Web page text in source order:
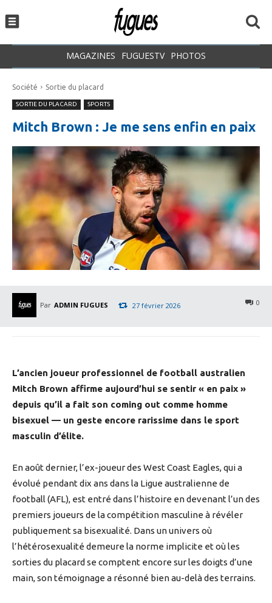
MAGAZINES FUGUESTV PHOTOS
Société Sortie du placard
SORTIE DU PLACARD SPORTS
Mitch Brown : Je me sens enfin en paix
Par ADMIN FUGUES 0
27 février 2026
L’ancien joueur professionnel de football australien
Mitch Brown affirme aujourd’hui se sentir « en paix »
depuis qu’il a fait son coming out comme homme
bisexuel — un geste encore rarissime dans le sport
masculin d’élite.
En août dernier, l’ex-joueur des West Coast Eagles, qui a
évolué pendant dix ans dans la Ligue australienne de
football (AFL), est entré dans l’histoire en devenant l’un des
premiers joueurs de la compétition masculine à révéler
publiquement sa bisexualité. Dans un univers où
l’hétérosexualité demeure la norme implicite et où les
sorties du placard se comptent encore sur les doigts d’une
main, son témoignage a résonné bien au-delà des terrains.